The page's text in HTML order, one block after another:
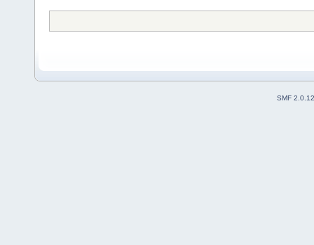
SMF 2.0.12